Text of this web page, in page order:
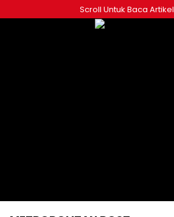
ke
Scroll Untuk Baca Artikel